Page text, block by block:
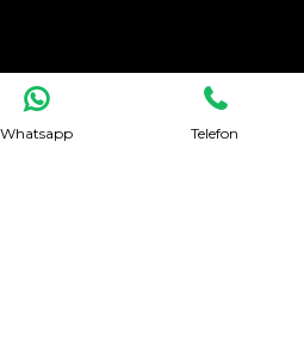
Whatsapp Telefon